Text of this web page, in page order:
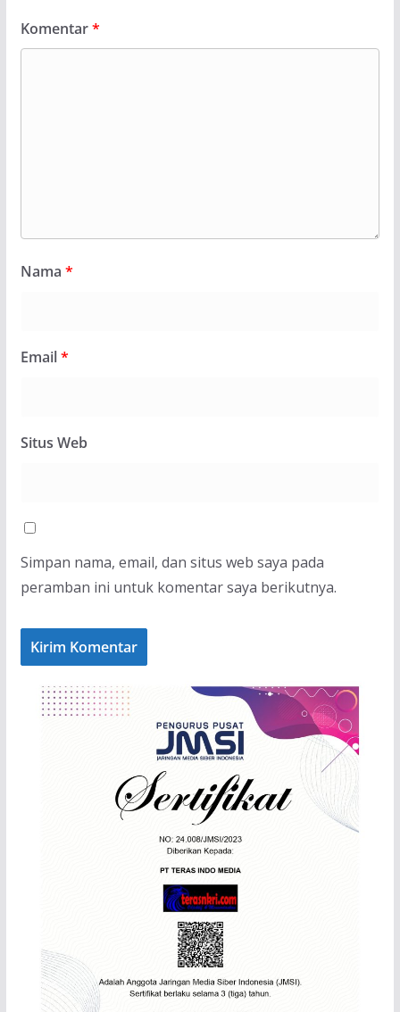
Komentar*
Nama *
Email*
Situs Web
Simpan nama, email, dan situs web saya pada
peramban ini untuk komentar saya berikutnya.